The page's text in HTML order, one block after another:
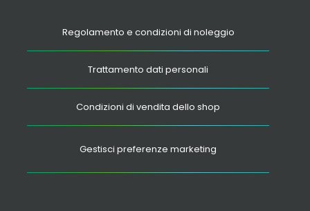
Regolamento e condizioni di noleggio
Trattamento dati personali
Condizioni di vendita dello shop
Gestisci preferenze marketing